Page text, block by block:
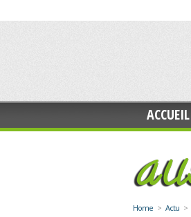
ACCUEIL
Home > Actu >